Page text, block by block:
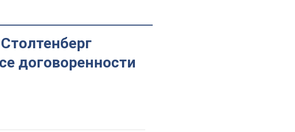
договоренности